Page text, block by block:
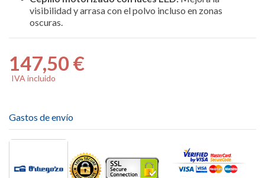
visibilidad y arrasa con el polvo incluso en zonas
oscuras.
147,50 €
IVA incluido
Gastos de envío